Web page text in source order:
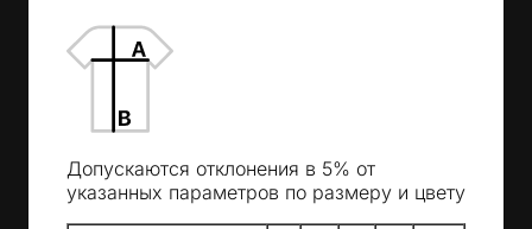
Допускаются отклонения в 5% от
указанных параметров по размеру и цвету